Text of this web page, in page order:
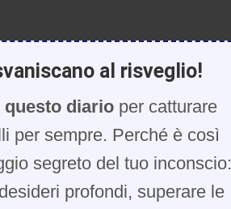
al risveglio!
diario per catturare
per sempre. Perché è così
segreto del tuo inconscio:
profondi, superare le